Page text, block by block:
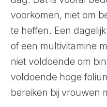
voorkomen, niet om
te heffen. Een
of een multivitamine
niet voldoende om
voldoende hoge
bereiken bij vrouwen